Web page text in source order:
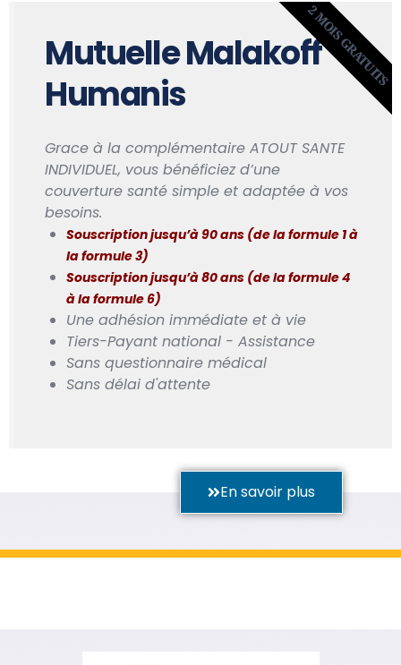
Mutuelle Malakoff
Humanis
Grace à la complémentaire ATOUT SANTE
INDIVIDUEL, vous bénéficiez d’une
couverture santé simple et adaptée à vos
besoins.
Souscription jusqu’à 90 ans (de la formule 1 à
la formule 3)
Souscription jusqu’à 80 ans (de la formule 4
à la formule 6)
Une adhésion immédiate et à vie
Tiers-Payant national - Assistance
Sans questionnaire médical
Sans délai d'attente
2 MOIS GRATUITS
En savoir plus